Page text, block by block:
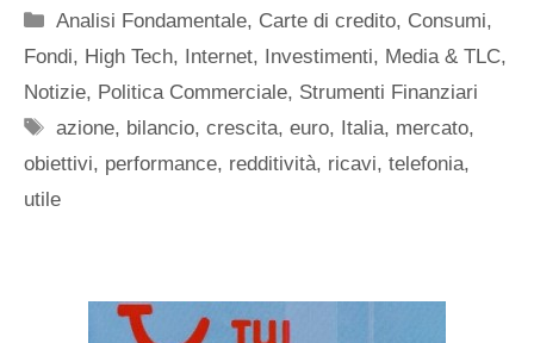
Categorie
Analisi Fondamentale, Carte di credito, Consumi,
Fondi, High Tech, Internet, Investimenti, Media & TLC,
Notizie, Politica Commerciale, Strumenti Finanziari
Tag
azione, bilancio,crescita,euro, Italia, mercato,
obiettivi, performance, redditività, ricavi, telefonia,
utile